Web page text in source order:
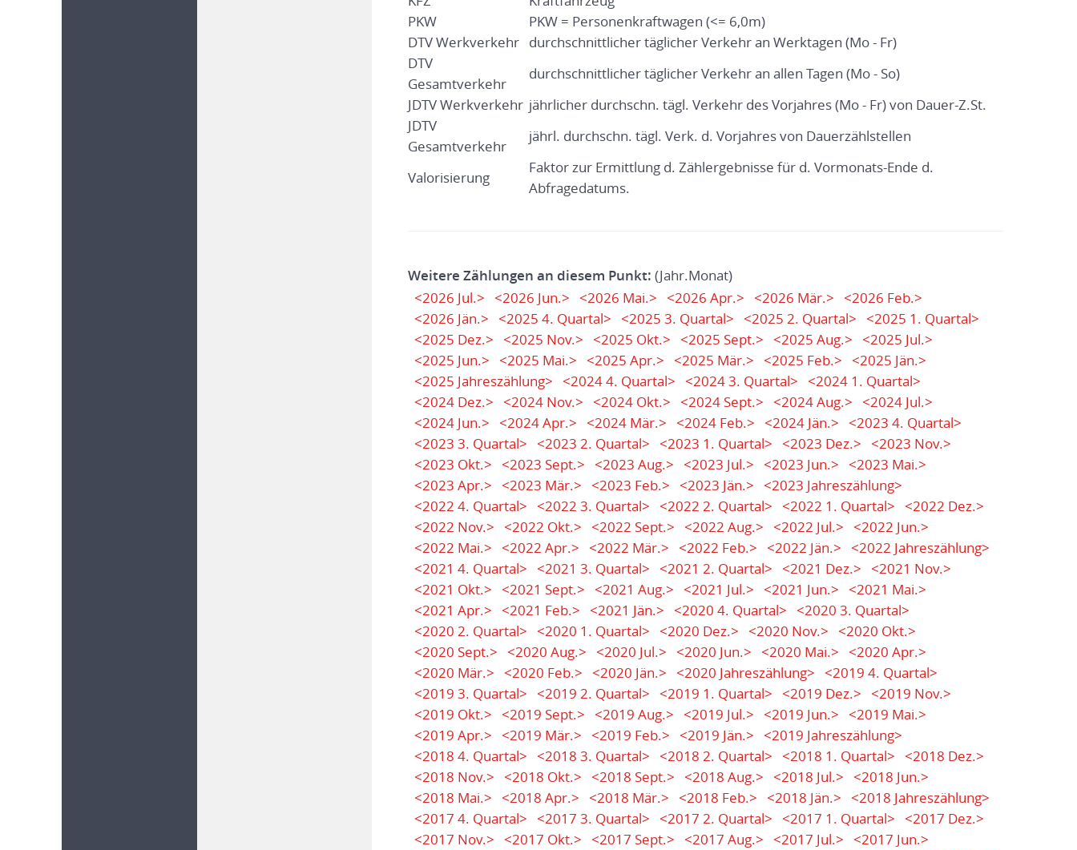
PKW
PKW = Personenkraftwagen (<= 6,0m)
DTV Werkverkehr durchschnittlicher täglicher Verkehr an Werktagen (Mo - Fr)
DTV
Gesamtverkehr
durchschnittlicher täglicher Verkehr an allen Tagen (Mo - So)
JDTV Werkverkehr jährlicher durchschn. tägl. Verkehr des Vorjahres (Mo - Fr) von Dauer-Z.St.
JDTV
Gesamtverkehr
jährl. durchschn. tägl. Verk. d. Vorjahres von Dauerzählstellen
Valorisierung
Faktor zur Ermittlung d. Zählergebnisse für d. Vormonats-Ende d.
Abfragedatums.
Weitere Zählungen an diesem Punkt: (Jahr.Monat)
<2026 Jul.>
<2026 Jun.> <2026 Mai.> <2026 Apr.> <2026 Mär.>
<2026 Feb.>
<2026 Jän.>
<2025 4. Quartal> <2025 3. Quartal> <2025 2. Quartal>
<2025 1. Quartal>
<2025 Dez.>
<2025 Nov.> <2025 Okt.> <2025 Sept.> <2025 Aug.>
<2025 Jul.>
<2025 Jun.>
<2025 Mai.> <2025 Apr.> <2025 Mär.> <2025 Feb.>
<2025 Jän.>
<2025 Jahreszählung>
<2024 4. Quartal> <2024 3. Quartal>
<2024 1. Quartal>
<2024 Dez.>
<2024 Nov.> <2024 Okt.> <2024 Sept.> <2024 Aug.>
<2024 Jul.>
<2024 Jun.>
<2024 Apr.> <2024 Mär.> <2024 Feb.> <2024 Jän.>
<2023 4. Quartal>
<2023 3. Quartal>
<2023 2. Quartal> <2023 1. Quartal> <2023 Dez.>
<2023 Nov.>
<2023 Okt.>
<2023 Sept.> <2023 Aug.> <2023 Jul.> <2023 Jun.>
<2023 Mai.>
<2023 Apr.>
<2023 Mär.> <2023 Feb.> <2023 Jän.>
<2023 Jahreszählung>
<2022 4. Quartal>
<2022 3. Quartal> <2022 2. Quartal> <2022 1. Quartal>
<2022 Dez.>
<2022 Nov.>
<2022 Okt.> <2022 Sept.> <2022 Aug.> <2022 Jul.>
<2022 Jun.>
<2022 Mai.>
<2022 Apr.> <2022 Mär.> <2022 Feb.> <2022 Jän.>
<2022 Jahreszählung>
<2021 4. Quartal>
<2021 3. Quartal> <2021 2. Quartal> <2021 Dez.>
<2021 Nov.>
<2021 Okt.>
<2021 Sept.> <2021 Aug.> <2021 Jul.> <2021 Jun.>
<2021 Mai.>
<2021 Apr.>
<2021 Feb.> <2021 Jän.> <2020 4. Quartal>
<2020 3. Quartal>
<2020 2. Quartal>
<2020 1. Quartal> <2020 Dez.> <2020 Nov.>
<2020 Okt.>
<2020 Sept.>
<2020 Aug.> <2020 Jul.> <2020 Jun.> <2020 Mai.>
<2020 Apr.>
<2020 Mär.>
<2020 Feb.> <2020 Jän.> <2020 Jahreszählung>
<2019 4. Quartal>
<2019 3. Quartal>
<2019 2. Quartal> <2019 1. Quartal> <2019 Dez.>
<2019 Nov.>
<2019 Okt.>
<2019 Sept.> <2019 Aug.> <2019 Jul.> <2019 Jun.>
<2019 Mai.>
<2019 Apr.>
<2019 Mär.> <2019 Feb.> <2019 Jän.>
<2019 Jahreszählung>
<2018 4. Quartal>
<2018 3. Quartal> <2018 2. Quartal> <2018 1. Quartal>
<2018 Dez.>
<2018 Nov.>
<2018 Okt.> <2018 Sept.> <2018 Aug.> <2018 Jul.>
<2018 Jun.>
<2018 Mai.>
<2018 Apr.> <2018 Mär.> <2018 Feb.> <2018 Jän.>
<2018 Jahreszählung>
<2017 4. Quartal>
<2017 3. Quartal> <2017 2. Quartal> <2017 1. Quartal>
<2017 Dez.>
<2017 Nov.>
<2017 Okt.> <2017 Sept.> <2017 Aug.> <2017 Jul.>
<2017 Jun.>